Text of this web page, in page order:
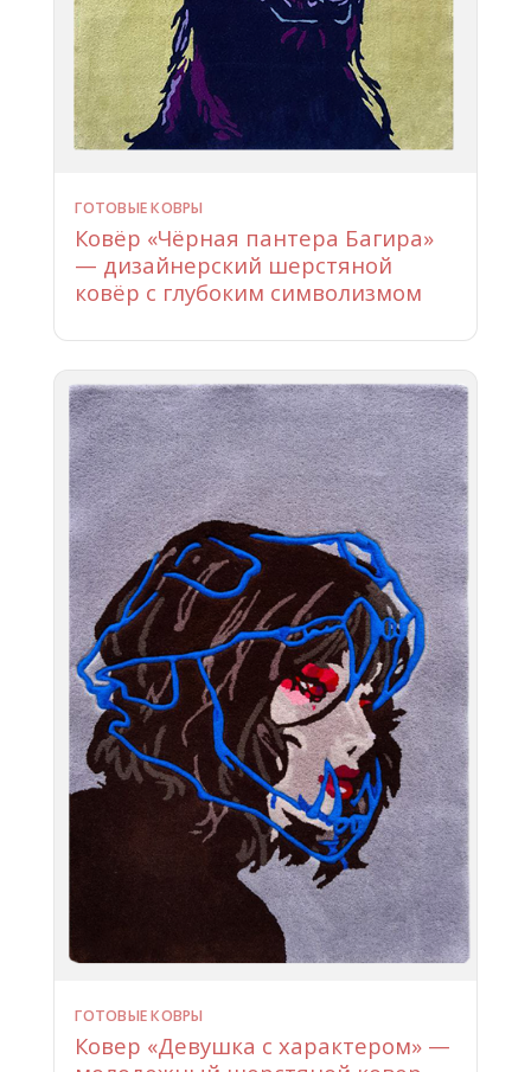
ГОТОВЫЕ КОВРЫ
Ковёр «Чёрная пантера Багира»
— дизайнерский шерстяной
ковёр с глубоким символизмом
ГОТОВЫЕ КОВРЫ
Ковер «Девушка с характером» —